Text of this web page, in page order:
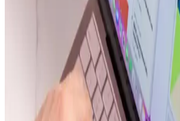
Apple'ın Yapay Zeka Stratejisi ve
Federighi'nin Liderliğinde Yenilikçi
Apple, Craig Federighi liderliğinde yapay zeka
şekillendiriyor. Şirket, dış modellerle hız
özel optimize edilmiş yerel yapay zeka
Kullanıcı deneyimi ve maliyet kontrolü ön
Samsung Galaxy S22 Serisinde
Bootloop Sorunları ve Etkileri